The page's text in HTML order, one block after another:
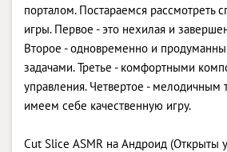
порталом. Постараемся рассмотреть
игры. Первое - это нехилая и
Второе - одновременно и
задачами. Третье - комфортными
управления. Четвертое - мелодичным
имеем себе качественную игру.
Cut Slice ASMR на Андроид (Открыты